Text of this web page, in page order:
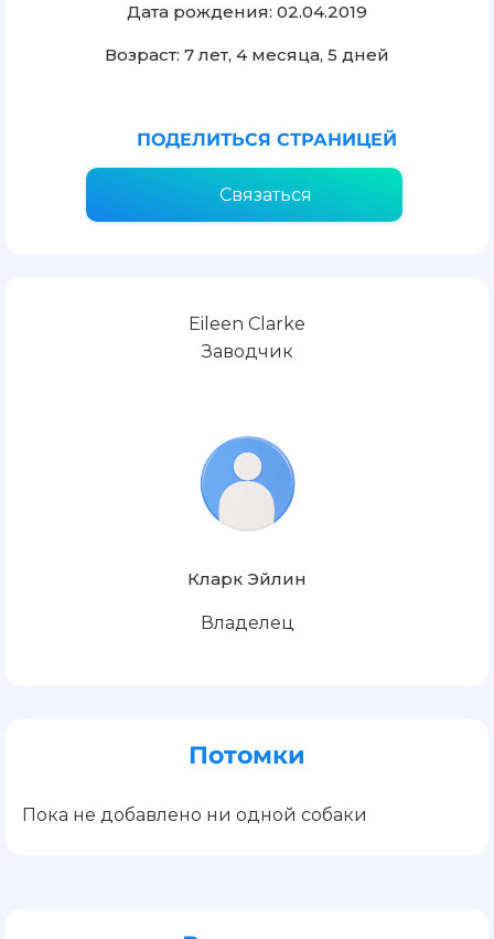
Дата рождения: 02.04.2019
Возраст: 7 лет, 4 месяца, 5 дней
ПОДЕЛИТЬСЯ СТРАНИЦЕЙ
Связаться
Eileen Clarke
Заводчик
Кларк Эйлин
Владелец
Потомки
Пока не добавлено ни одной собаки